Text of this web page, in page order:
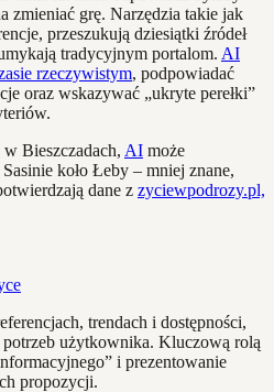
zmieniać grę. Narzędzia takie jak
przeszukują dziesiątki źródeł
tradycyjnym portalom. AI
rzeczywistym, podpowiadać
oraz wskazywać „ukryte perełki”
w Bieszczadach, AI może
koło Łeby – mniej znane,
dane z zyciewpodrozy.pl,
trendach i dostępności,
potrzeb użytkownika. Kluczową rolą
i prezentowanie
propozycji.